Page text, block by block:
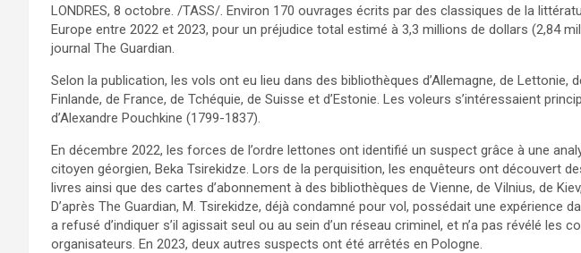
LONDRES, 8 octobre. /TASS/. Environ 170 ouvrages écrits par des classiques de la
Europe entre 2022 et 2023, pour un préjudice total estimé à 3,3 millions de dollars (2,84
journal The Guardian.
Selon la publication, les vols ont eu lieu dans des bibliothèques d’Allemagne, de Lettonie,
Finlande, de France, de Tchéquie, de Suisse et d’Estonie. Les voleurs s’intéressaient
d’Alexandre Pouchkine (1799-1837).
En décembre 2022, les forces de l’ordre lettones ont identifié un suspect grâce à une
citoyen géorgien, Beka Tsirekidze. Lors de la perquisition, les enquêteurs ont découvert
livres ainsi que des cartes d’abonnement à des bibliothèques de Vienne, de Vilnius, de
D’après The Guardian, M. Tsirekidze, déjà condamné pour vol, possédait une expérience
a refusé d’indiquer s’il agissait seul ou au sein d’un réseau criminel, et n’a pas révélé les
organisateurs. En 2023, deux autres suspects ont été arrêtés en Pologne.